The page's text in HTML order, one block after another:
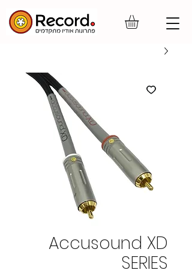
Accusound XD
SERIES